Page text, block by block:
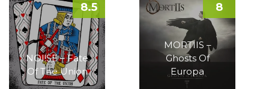
NOI!SE – Fate
Of The Union
8.5
MORTIIS –
Ghosts Of
Europa
8